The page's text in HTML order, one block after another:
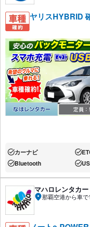
ヤリスHYBRID
あり:カーナビ あり:
あり:Bluetooth あり:
マハロレンタカー
那覇空港から車